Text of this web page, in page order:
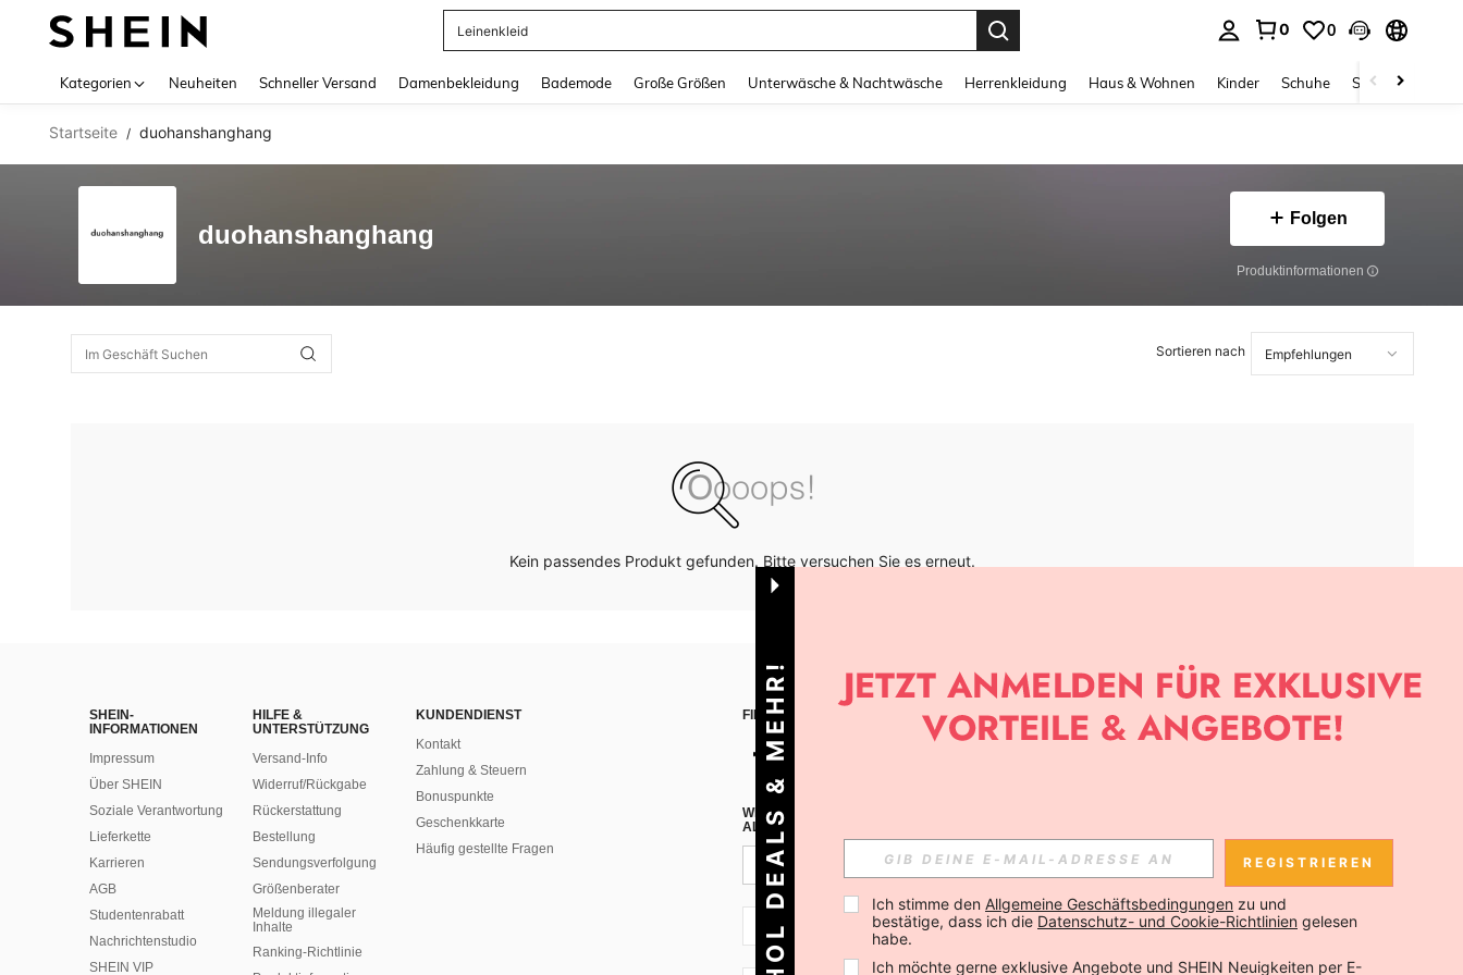
Leinenkleid
0 0
Kategorien Neuheiten Schneller Versand Damenbekleidung Bademode Große Größen Unterwäsche & Nachtwäsche Herrenkleidung Haus & Wohnen Kinder Schuhe Schmuck &
Startseite / duohanshanghang
duohanshanghang
Folgen
Produktinformationen
Sortieren nach
Kein passendes Produkt gefunden. Bitte versuchen Sie es erneut.
SHEIN-
INFORMATIONEN
Impressum
Über SHEIN
Soziale Verantwortung
Lieferkette
Karrieren
AGB
Studentenrabatt
Nachrichtenstudio
SHEIN VIP
HILFE &
UNTERSTÜTZUNG
Versand-Info
Widerruf/Rückgabe
Rückerstattung
Bestellung
Sendungsverfolgung
Größenberater
Meldung illegaler
Inhalte
Ranking-Richtlinie
KUNDENDIENST
Kontakt
Zahlung & Steuern
Bonuspunkte
Geschenkkarte
Häufig gestellte Fragen
FINDE UNS AUF APP
WENN DU DICH FÜR UNSEREN NEWSLETTER ANMELDEST, KANNST DU DIE NEUESTEN TRENDS VOR
ALLEN ANDEREN ERFAHREN (DU KANNST DICH JEDERZEIT ABMELDEN).
Abonnieren
AT + 43 Abonnieren
HOL DEALS & MEHR! REGISTRIEREN
Ich stimme den Allgemeine Geschäftsbedingungen zu und
bestätige, dass ich die Datenschutz- und Cookie-Richtlinien gelesen
habe.
Ich möchte gerne exklusive Angebote und SHEIN Neuigkeiten per E-